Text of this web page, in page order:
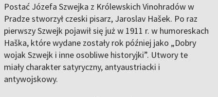
Postać Józefa Szwejka z Królewskich Vinohradów w
Pradze stworzył czeski pisarz, Jaroslav Hašek. Po raz
pierwszy Szwejk pojawił się już w 1911 r. w humoreskach
Haška, które wydane zostały rok później jako „Dobry
wojak Szwejk i inne osobliwe historyjki”. Utwory te
miały charakter satyryczny, antyaustriacki i
antywojskowy.